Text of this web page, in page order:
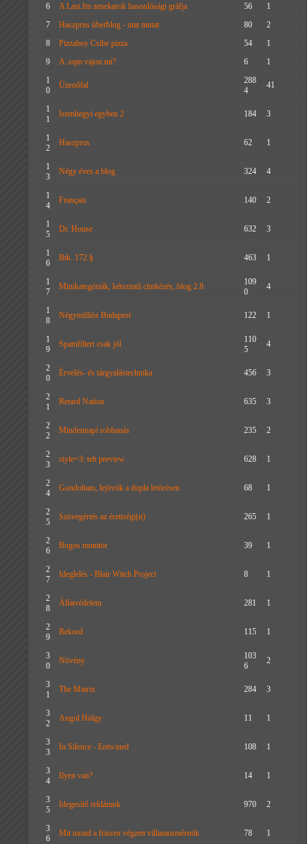
6
A Last.fm zenekarok hasonlósági gráfja 56
1
7
Haszprus überblog - utat mutat 80
2
8
Pizzaboy Csibe pizza 54
1
9
A .sqm vajon mi? 6
1
1
0
Üzenőfal
288
4
41
1
1
Istenhegyi egyben 2 184 3
1
2
Haszprus 62 1
1
3
Négy éves a blog 324 4
1
4
Français 140 2
1
5
Dr. House 632 3
1
6
Btk. 172.§ 463 1
1
7
Minikategóriák, kétszintű címkézés, blog 2.8
109
0
4
1
8
Négymilliós Budapest 122 1
1
9
Spamfiltert csak jól
110
5
4
2
0
Érvelés- és tárgyalástechnika 456 3
2
1
Retard Nation 635 3
2
2
Mindennapi robbanás 235 2
2
3
style=3: teh preview 628 1
2
4
Gondoltam, lejövök a dupla letörésen 68 1
2
5
Szövegértés az érettségi(n) 265 1
2
6
Bugos monitor 39 1
2
7
Ideglelés - Blair Witch Project 8 1
2
8
Állatvédelem 281 1
2
9
Rekord 115 1
3
0
Növény
103
6
2
3
1
The Matrix 284 3
3
2
Angol Hölgy 11 1
3
3
In Silence - Entwined 108 1
3
4
Ilyen van? 14 1
3
5
Idegesítő reklámok 970 2
3
6
Mit mond a frissen végzett villamosmérnök 78 1